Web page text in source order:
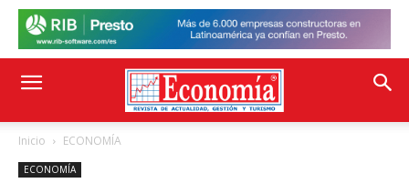
Inicio ECONOMÍA
ECONOMÍA